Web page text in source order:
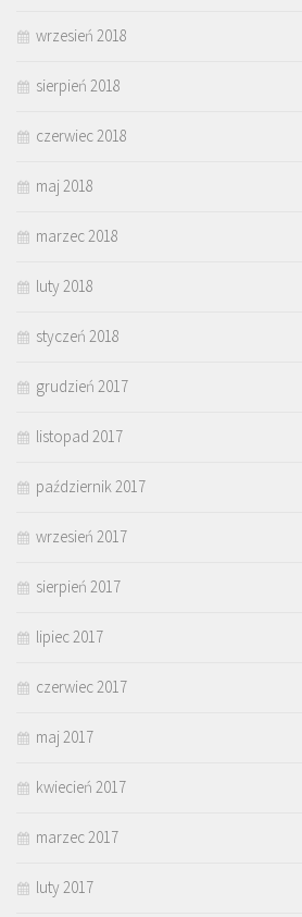
wrzesień 2018
sierpień 2018
czerwiec 2018
maj 2018
marzec 2018
luty 2018
styczeń 2018
grudzień 2017
listopad 2017
październik 2017
wrzesień 2017
sierpień 2017
lipiec 2017
czerwiec 2017
maj 2017
kwiecień 2017
marzec 2017
luty 2017